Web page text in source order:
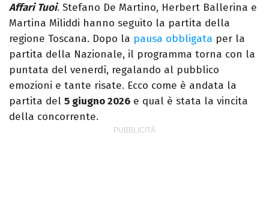
Affari Tuoi. Stefano De Martino, Herbert Ballerina e
Martina Miliddi hanno seguito la partita della
regione Toscana. Dopo la pausa obbligata per la
partita della Nazionale, il programma torna con la
puntata del venerdì, regalando al pubblico
emozioni e tante risate. Ecco come è andata la
partita del 5 giugno 2026 e qual è stata la vincita
della concorrente.